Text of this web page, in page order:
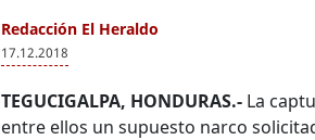
Redacción El Heraldo
17.12.2018
TEGUCIGALPA, HONDURAS.- La
entre ellos un supuesto narco